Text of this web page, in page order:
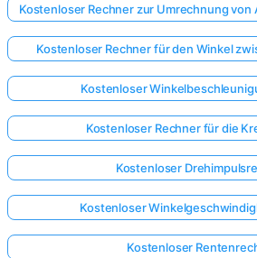
Kostenloser Rechner zur Umrechnung von
Kostenloser Rechner für den Winkel
Kostenloser
Kostenloser Rechner für die
Kostenloser
Kostenloser
Kostenloser